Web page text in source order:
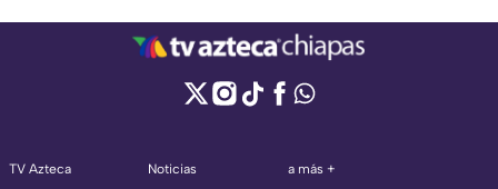
TV Azteca
Noticias
a más +